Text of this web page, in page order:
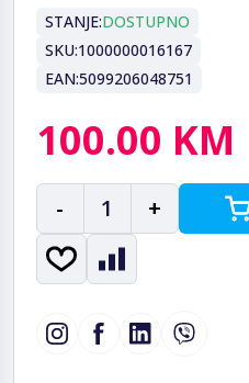
STANJE:DOSTUPNO
SKU:1000000016167
EAN:5099206048751
100.00 KM
- 1 +